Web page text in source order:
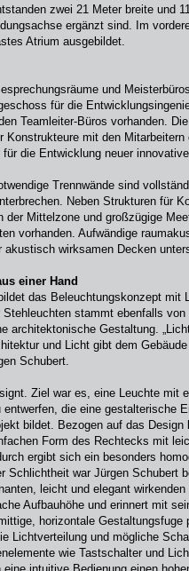
zwei 21 Meter breite und
ergänzt sind. Im
Atrium ausgebildet.
und
für die
Teamleiter-Büros vorhanden.
Konstrukteure mit den
die Entwicklung neuer
Trennwände sind
Neben Strukturen für
der Mittelzone und großzügige
vorhanden. Aufwändige
akustisch wirksamen Decken
einer Hand
das Beleuchtungskonzept mit
stammt ebenfalls
architektonische Gestaltung.
und Licht gibt dem
Schubert.
Ziel war es, eine Leuchte mit
die eine gestalterische
bildet. Bezogen auf das Design
Form des Rechtecks mit
ergibt sich ein besonders
Schlichtheit war Jürgen Schubert
leicht und elegant
Aufbauhöhe und erinnert mit
horizontale Gestaltungsfuge
Lichtverteilung und mögliche
wie Tastschalter und